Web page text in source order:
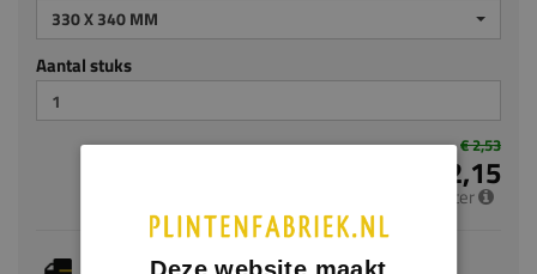
330 X 340 MM
Aantal stuks
€ 2,53
€ 2,15
per meter
Dit artikel is voorradig, de verwachte levertijd